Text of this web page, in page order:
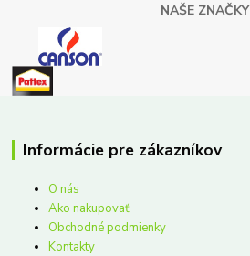
NAŠE ZNAČKY
Informácie pre zákazníkov
O nás
Ako nakupovať
Obchodné podmienky
Kontakty